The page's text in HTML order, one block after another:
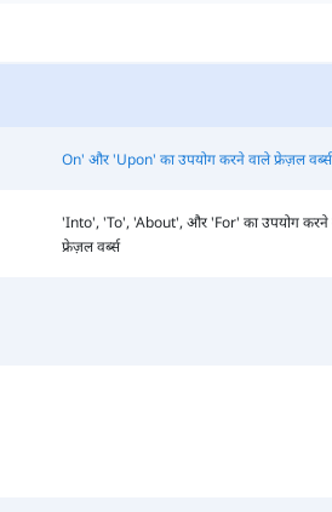
On' और 'Upon' का उपयोग करने वाले फ्रेज़ल वर्ब्स
'Into', 'To', 'About', और 'For' का उपयोग करने
फ्रेज़ल वर्ब्स